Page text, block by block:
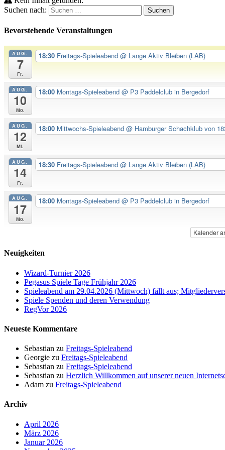
Suchen nach:
Bevorstehende Veranstaltungen
AUG.
7
Fr.
18:30 Freitags-Spieleabend @ Lange Aktiv Bleiben (LAB)
AUG.
10
Mo.
18:00 Montags-Spieleabend @ P3 Paddelclub in Bergedorf
AUG.
12
Mi.
18:00 Mittwochs-Spieleabend @ Hamburger Schachklub von
AUG.
14
Fr.
18:30 Freitags-Spieleabend @ Lange Aktiv Bleiben (LAB)
AUG.
17
Mo.
18:00 Montags-Spieleabend @ P3 Paddelclub in Bergedorf
Kalender
Neuigkeiten
Wizard-Turnier 2026
Pegasus Spiele Tage Frühjahr 2026
Spieleabend am 29.04.2026 (Mittwoch) fällt aus;
Spiele Spenden und deren Verwendung
RegVor 2026
Neueste Kommentare
Sebastian zu Freitags-Spieleabend
Georgie zu Freitags-Spieleabend
Sebastian zu Freitags-Spieleabend
Sebastian zu Herzlich Willkommen auf unserer neuen
Adam zu Freitags-Spieleabend
Archiv
April 2026
März 2026
Januar 2026